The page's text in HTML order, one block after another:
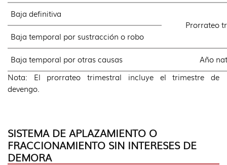
Baja definitiva
Prorrateo
Baja temporal por sustracción o robo
Baja temporal por otras causas
Año
Nota: El prorrateo trimestral incluye el trimestre de
devengo.
SISTEMA DE APLAZAMIENTO O
FRACCIONAMIENTO SIN INTERESES DE
DEMORA